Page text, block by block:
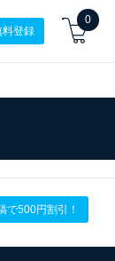
料登録
0
で500円割引！